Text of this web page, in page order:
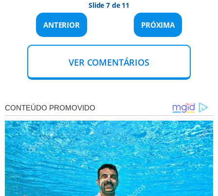
Slide 7 de 11
ANTERIOR PRÓXIMA
VER COMENTÁRIOS